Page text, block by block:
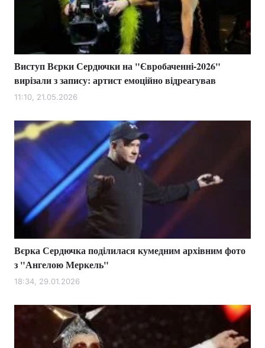
Головна Війна
Україна
Економіка Світ
Виступ Вєрки Сердючки на "Євробаченні-2026"
вирізали з запису: артист емоційно відреагував
11:10, 21.05.2026
Вєрка Сердючка поділилася кумедним архівним фото
з "Ангелою Меркель"
18:34, 29.01.2026